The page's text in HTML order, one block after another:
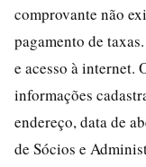
comprovante não
pagamento de
e acesso à internet.
informações
endereço, data de
de Sócios e